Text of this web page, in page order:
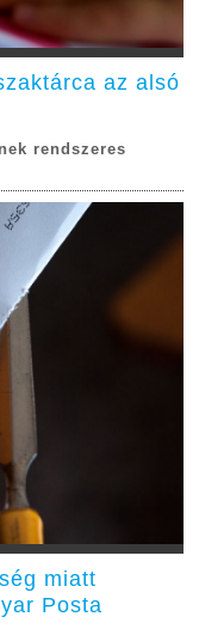
az alsó
rendszeres
miatt
Posta